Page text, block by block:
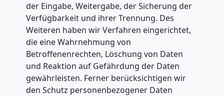
der Eingabe, Weitergabe, der Sicherung der
Verfügbarkeit und ihrer Trennung. Des
Weiteren haben wir Verfahren eingerichtet,
die eine Wahrnehmung von
Betroffenenrechten, Löschung von Daten
und Reaktion auf Gefährdung der Daten
gewährleisten. Ferner berücksichtigen wir
den Schutz personenbezogener Daten
Privatumzug
Steyr
Tresortransport